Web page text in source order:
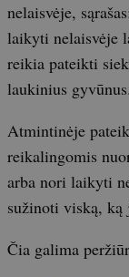
nelaisvėje,
laikyti nelaisvėje
reikia pateikti
laukinius gyvūnus.
Atmintinėje
reikalingomis
arba nori laikyti
sužinoti viską,
Čia galima